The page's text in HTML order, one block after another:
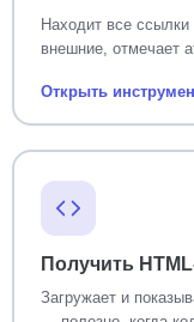
Находит все ссылки
внешние, отмечает
Открыть
Получить
Загружает и